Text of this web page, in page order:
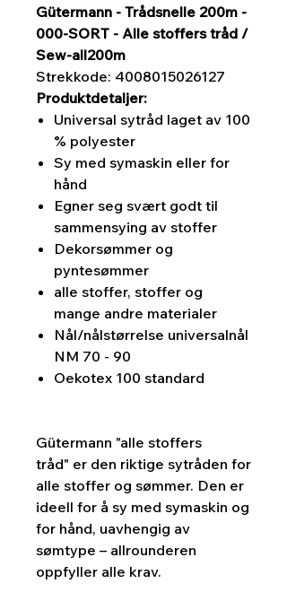
Gütermann - Trådsnelle 200m -
000-SORT - Alle stoffers tråd /
Sew-all200m
Strekkode: 4008015026127
Produktdetaljer:
Universal sytråd laget av 100
% polyester
Sy med symaskin eller for
hånd
Egner seg svært godt til
sammensying av stoffer
Dekorsømmer og
pyntesømmer
alle stoffer, stoffer og
mange andre materialer
Nål/nålstørrelse universalnål
NM 70 - 90
Oekotex 100 standard
Gütermann "alle stoffers
tråd" er den riktige sytråden for
alle stoffer og sømmer. Den er
ideell for å sy med symaskin og
for hånd, uavhengig av
sømtype – allrounderen
oppfyller alle krav.